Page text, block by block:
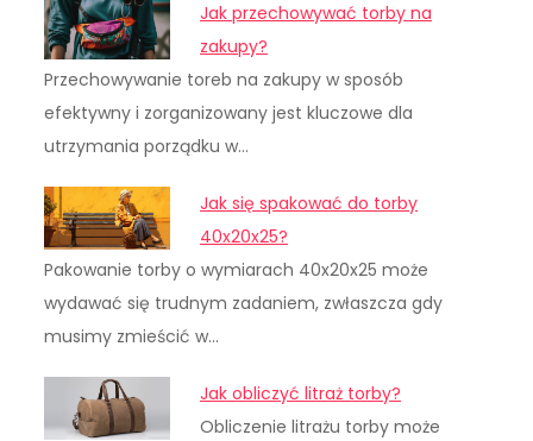
Jak przechowywać torby na
zakupy?
Przechowywanie toreb na zakupy w sposób
efektywny i zorganizowany jest kluczowe dla
utrzymania porządku w…
Jak się spakować do torby
40x20x25?
Pakowanie torby o wymiarach 40x20x25 może
wydawać się trudnym zadaniem, zwłaszcza gdy
musimy zmieścić w…
Jak obliczyć litraż torby?
Obliczenie litrażu torby może